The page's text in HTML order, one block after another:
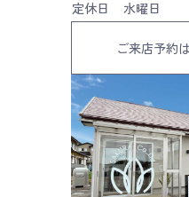
定休日
水曜日
ご来店予約